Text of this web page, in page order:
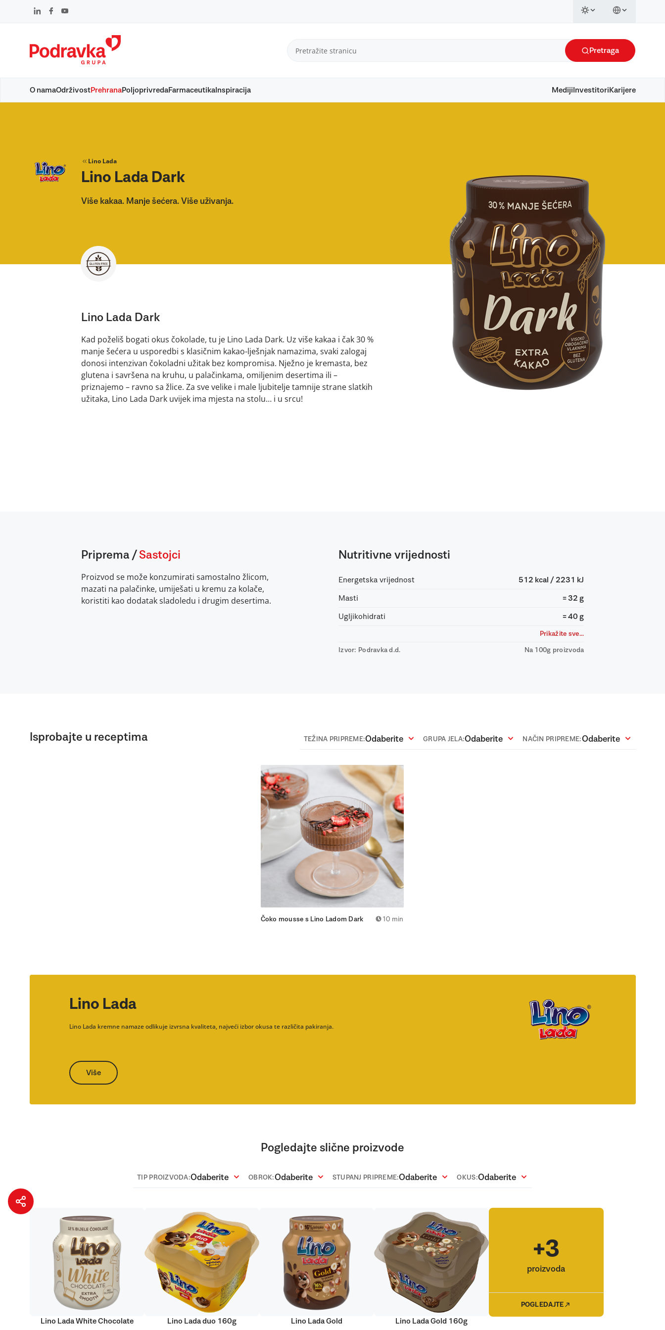
Pretraga
O namaOdrživostPrehranaPoljoprivredaFarmaceutikaInspiracija Mediji Investitori Karijere
Lino Lada
Lino Lada Dark
Više kakaa. Manje šećera. Više uživanja.
Lino Lada Dark
Kad poželiš bogati okus čokolade, tu je Lino Lada Dark. Uz više kakaa i čak 30 %
manje šećera u usporedbi s klasičnim kakao-lješnjak namazima, svaki zalogaj
donosi intenzivan čokoladni užitak bez kompromisa. Nježno je kremasta, bez
glutena i savršena na kruhu, u palačinkama, omiljenim desertima ili –
priznajemo – ravno sa žlice. Za sve velike i male ljubitelje tamnije strane slatkih
užitaka, Lino Lada Dark uvijek ima mjesta na stolu… i u srcu!
Priprema / Sastojci
Proizvod se može konzumirati samostalno žlicom,
mazati na palačinke, umiješati u kremu za kolače,
koristiti kao dodatak sladoledu i drugim desertima.
Nutritivne vrijednosti
Energetska vrijednost 512 kcal / 2231 kJ
Masti = 32 g
Ugljikohidrati = 40 g
Prikažite sve...
Izvor: Podravka d.d. Na 100g proizvoda
Isprobajte u receptima TEŽINA PRIPREME:Odaberite GRUPA JELA:Odaberite NAČIN PRIPREME:Odaberite
Čoko mousse s Lino Ladom Dark 10 min
Lino Lada
Lino Lada kremne namaze odlikuje izvrsna kvaliteta, najveći izbor okusa te različita pakiranja.
Više
Pogledajte slične proizvode
TIP PROIZVODA:Odaberite OBROK:Odaberite STUPANJ PRIPREME:Odaberite OKUS:Odaberite
Lino Lada White Chocolate Lino Lada duo 160g Lino Lada Gold Lino Lada Gold 160g
+3
proizvoda
POGLEDAJTE